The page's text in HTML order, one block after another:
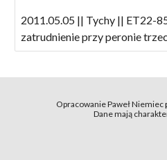
2011.05.05 || Tychy || ET22-
zatrudnienie przy peronie
Opracowanie Paweł Niemiec
Dane mają